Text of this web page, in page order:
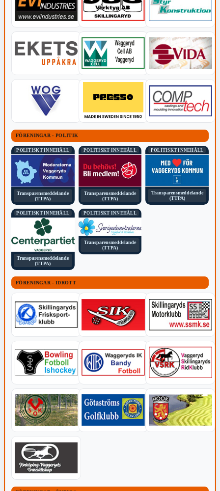
FÖRENINGAR - POLITIK
POLITISKT INNEHÅLL
Transparensmeddelande
(TTPA)
POLITISKT INNEHÅLL
Transparensmeddelande
(TTPA)
POLITISKT INNEHÅLL
Transparensmeddelande
(TTPA)
POLITISKT INNEHÅLL
Transparensmeddelande
(TTPA)
POLITISKT INNEHÅLL
Transparensmeddelande
(TTPA)
FÖRENINGAR - IDROTT